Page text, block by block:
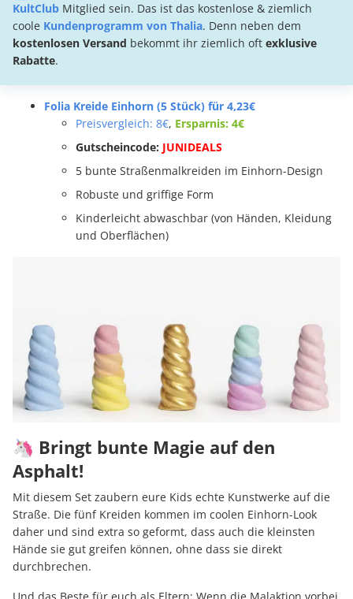
KultClub Mitglied sein. Das ist das kostenlose & ziemlich
coole Kundenprogramm von Thalia. Denn neben dem
kostenlosen Versand bekommt ihr ziemlich oft exklusive
Rabatte.
Folia Kreide Einhorn (5 Stück) für 4,23€
Preisvergleich: 8€, Ersparnis: 4€
Gutscheincode: JUNIDEALS
5 bunte Straßenmalkreiden im Einhorn-Design
Robuste und griffige Form
Kinderleicht abwaschbar (von Händen, Kleidung
und Oberflächen)
🦄 Bringt bunte Magie auf den
Asphalt!
Mit diesem Set zaubern eure Kids echte Kunstwerke auf die
Straße. Die fünf Kreiden kommen im coolen Einhorn-Look
daher und sind extra so geformt, dass auch die kleinsten
Hände sie gut greifen können, ohne dass sie direkt
durchbrechen.
Und das Beste für euch als Eltern: Wenn die Malaktion vorbei